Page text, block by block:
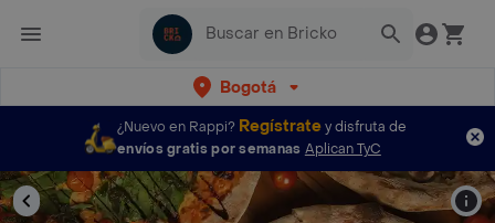
Bogotá
¿Nuevo en Rappi? Regístratey disfruta de
envíos gratis por semanas Aplican TyC